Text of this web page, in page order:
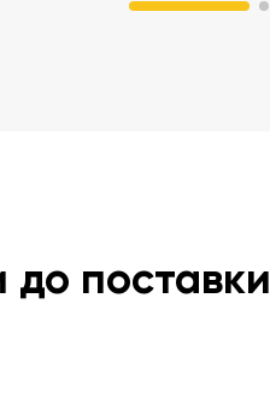
поставки